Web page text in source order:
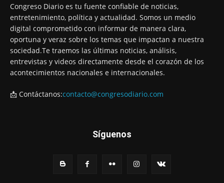
Congreso Diario es tu fuente confiable de noticias,
entretenimiento, política y actualidad. Somos un medio
digital comprometido con informar de manera clara,
oportuna y veraz sobre los temas que impactan a nuestra
sociedad.Te traemos las últimas noticias, análisis,
entrevistas y videos directamente desde el corazón de los
acontecimientos nacionales e internacionales.
📩 Contáctanos:contacto@congresodiario.com
Síguenos